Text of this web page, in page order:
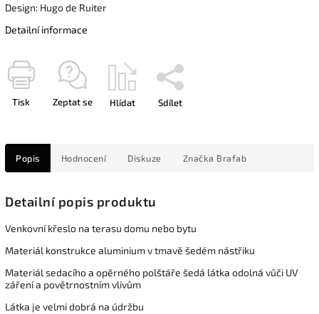
Design: Hugo de Ruiter
Detailní informace
Tisk Zeptat se Hlídat Sdílet
Popis Hodnocení Diskuze Značka Brafab
Detailní popis produktu
Venkovní křeslo na terasu domu nebo bytu
Materiál konstrukce aluminium v tmavě šedém nástřiku
Materiál sedacího a opěrného polštáře šedá látka odolná vůči UV
záření a povětrnostním vlivům
Látka je velmi dobrá na údržbu